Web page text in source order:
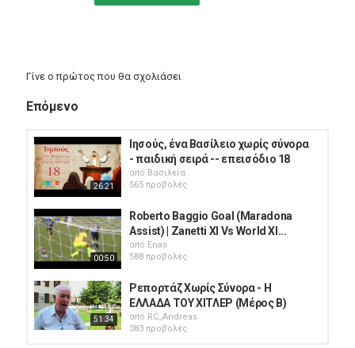
Γίνε ο πρώτος που θα σχολιάσει
Επόμενο
26:21
Ιησούς, ένα Βασίλειο χωρίς σύνορα
- παιδική σειρά -- επεισόδιο 18
από Βασιλεία
565 προβολές
00:50
Roberto Baggio Goal (Maradona
Assist) | Zanetti XI Vs World XI...
από Enas
588 προβολές
51:34
Ρεπορτάζ Χωρίς Σύνορα - Η
ΕΛΛΑΔΑ ΤΟΥ ΧΙΤΛΕΡ (Μέρος Β)
από RC_Andreas
383 προβολές